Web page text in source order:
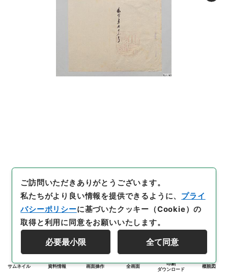
サムネイル 資料情報 画面操作 全画面
印刷
ダウンロード
概観図
ご訪問いただきありがとうございます。
私たちがより良い情報を提供できるように、 プライ
バシーポリシーに基づいたクッキー（Cookie）の
取得と利用に同意をお願いいたします。
必要最小限 全て同意